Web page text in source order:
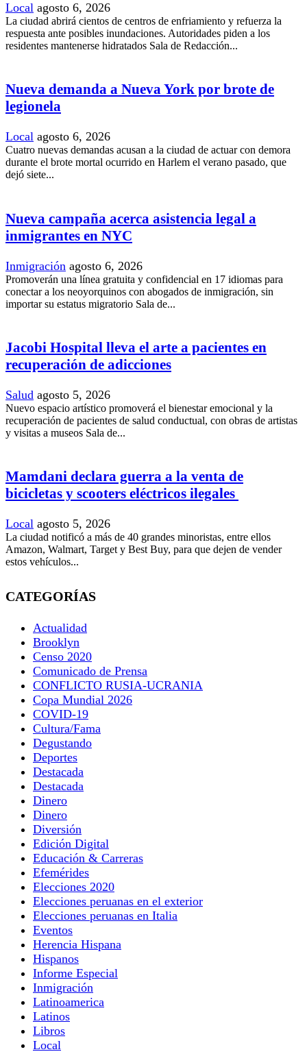
Local agosto 6, 2026
La ciudad abrirá cientos de centros de enfriamiento y refuerza la
respuesta ante posibles inundaciones. Autoridades piden a los
residentes mantenerse hidratados Sala de Redacción...
Nueva demanda a Nueva York por brote de
legionela
Local agosto 6, 2026
Cuatro nuevas demandas acusan a la ciudad de actuar con demora
durante el brote mortal ocurrido en Harlem el verano pasado, que
dejó siete...
Nueva campaña acerca asistencia legal a
inmigrantes en NYC
Inmigración agosto 6, 2026
Promoverán una línea gratuita y confidencial en 17 idiomas para
conectar a los neoyorquinos con abogados de inmigración, sin
importar su estatus migratorio Sala de...
Jacobi Hospital lleva el arte a pacientes en
recuperación de adicciones
Salud agosto 5, 2026
Nuevo espacio artístico promoverá el bienestar emocional y la
recuperación de pacientes de salud conductual, con obras de artistas
y visitas a museos Sala de...
Mamdani declara guerra a la venta de
bicicletas y scooters eléctricos ilegales
Local agosto 5, 2026
La ciudad notificó a más de 40 grandes minoristas, entre ellos
Amazon, Walmart, Target y Best Buy, para que dejen de vender
estos vehículos...
CATEGORÍAS
Actualidad
Brooklyn
Censo 2020
Comunicado de Prensa
CONFLICTO RUSIA-UCRANIA
Copa Mundial 2026
COVID-19
Cultura/Fama
Degustando
Deportes
Destacada
Destacada
Dinero
Dinero
Diversión
Edición Digital
Educación & Carreras
Efemérides
Elecciones 2020
Elecciones peruanas en el exterior
Elecciones peruanas en Italia
Eventos
Herencia Hispana
Hispanos
Informe Especial
Inmigración
Latinoamerica
Latinos
Libros
Local